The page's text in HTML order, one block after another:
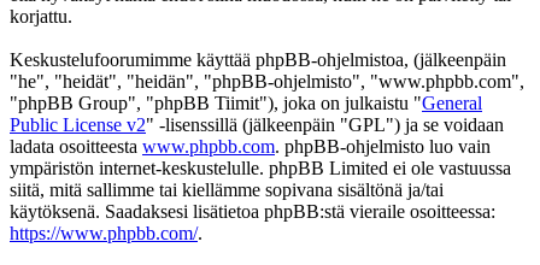
korjattu.
Keskustelufoorumimme käyttää phpBB-ohjelmistoa, (jälkeenpäin
"he", "heidät", "heidän", "phpBB-ohjelmisto", "www.phpbb.com",
"phpBB Group", "phpBB Tiimit"), joka on julkaistu "General
Public License v2" -lisenssillä (jälkeenpäin "GPL") ja se voidaan
ladata osoitteesta www.phpbb.com. phpBB-ohjelmisto luo vain
ympäristön internet-keskustelulle. phpBB Limited ei ole vastuussa
siitä, mitä sallimme tai kiellämme sopivana sisältönä ja/tai
käytöksenä. Saadaksesi lisätietoa phpBB:stä vieraile osoitteessa:
https://www.phpbb.com/.